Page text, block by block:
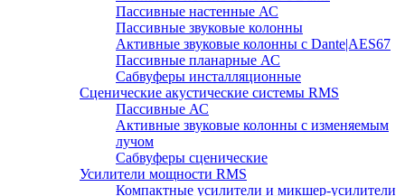
Пассивные настенные АС
Пассивные звуковые колонны
Активные звуковые колонны с Dante|AES67
Пассивные планарные АС
Сабвуферы инсталляционные
Сценические акустические системы RMS
Пассивные АС
Активные звуковые колонны с изменяемым
лучом
Сабвуферы сценические
Усилители мощности RMS
Компактные усилители и микшер-усилители